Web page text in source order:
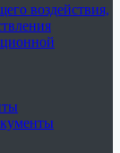
воздействия,